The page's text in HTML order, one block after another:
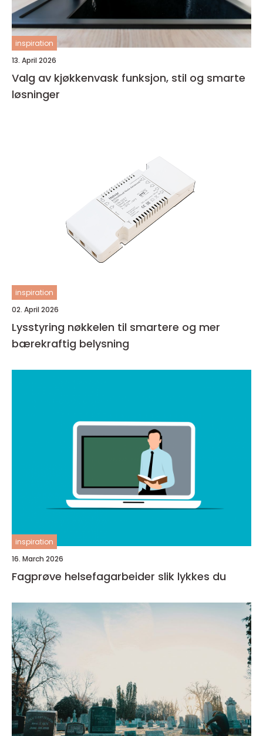
inspiration
13. April 2026
Valg av kjøkkenvask funksjon, stil og smarte
løsninger
inspiration
02. April 2026
Lysstyring nøkkelen til smartere og mer
bærekraftig belysning
inspiration
16. March 2026
Fagprøve helsefagarbeider slik lykkes du